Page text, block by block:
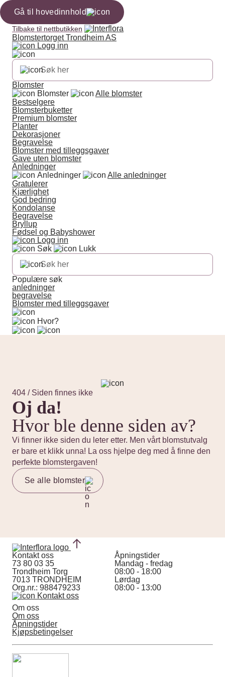
Gå til hovedinnhold
Tilbake til nettbutikken
Blomstertorget Trondheim AS
Logg inn
Blomster
Blomster
Alle blomster
Bestselgere
Blomsterbuketter
Premium blomster
Planter
Dekorasjoner
Begravelse
Blomster med tilleggsgaver
Gave uten blomster
Anledninger
Anledninger
Alle anledninger
Gratulerer
Kjærlighet
God bedring
Kondolanse
Begravelse
Bryllup
Fødsel og Babyshower
Logg inn
Søk
Lukk
Populære søk
anledninger
begravelse
Blomster med tilleggsgaver
Hvor?
404 / Siden finnes ikke
Oj da!
Hvor ble denne siden av?
Vi finner ikke siden du leter etter. Men vårt blomstutvalg
er bare et klikk unna! La oss hjelpe deg med å finne den
perfekte blomstergaven!
Se alle blomster
Kontakt oss
73 80 03 35
Trondheim Torg
7013 TRONDHEIM
Org.nr.: 988479233
Kontakt oss
Åpningstider
Mandag - fredag
08:00 - 18:00
Lørdag
08:00 - 13:00
Om oss
Om oss
Åpningstider
Kjøpsbetingelser